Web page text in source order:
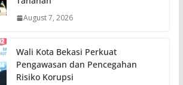
August 7, 2026
Wali Kota Bekasi Perkuat
Pengawasan dan Pencegahan
Risiko Korupsi